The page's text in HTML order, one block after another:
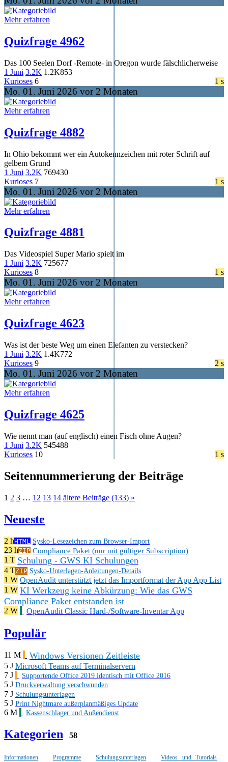
Mehr erfahren
Quizfrage 4962
Das 100 Seelen Dorf -Remote- in Oregon wurde fälschlicherweise
1 Juni 3.2K 1.2K853
Kurioses 6 1 s
Mo. 01. Juni 2026 vor 2 Monaten
Mehr erfahren
Quizfrage 4882
In Ohio bekommt wer ein Autokennzeichen mit roter Schrift auf
gelbem Grund
1 Juni 3.2K 769430
Kurioses 7 1 s
Mo. 01. Juni 2026 vor 2 Monaten
Mehr erfahren
Quizfrage 4881
Das Videospiel Super Mario spielt im
1 Juni 3.2K 725677
Kurioses 8 1 s
Mo. 01. Juni 2026 vor 2 Monaten
Mehr erfahren
Quizfrage 4623
Was ist der beste Weg um einen Elefanten zu verstecken?
1 Juni 3.2K 1.4K772
Kurioses 9 2 s
Mo. 01. Juni 2026 vor 2 Monaten
Mehr erfahren
Quizfrage 4625
Wie nennt man (auf englisch) einen Fisch ohne Augen?
1 Juni 3.2K 545488
Kurioses 10 1 s
Seitennummerierung der Beiträge
1 2 3 … 12 13 14 ältere Beiträge (133) »
Neueste
2 hHTML Sysko-Lesezeichen zum Browser-Import
23 hZIP Compliance Paket (nur mit gültiger Subscription)
1 T Schulung - GWS KI Schulungen
4 TZIP Sysko-Unterlagen-Anleitungen-Details
1 W OpenAudit unterstützt jetzt das Importformat der App App List
1 W KI Werkzeug keine Abkürzung: Wie das GWS
Compliance Paket entstanden ist
2 W OpenAudit Classic Hard-/Software-Inventar App
Populär
11 M Windows Versionen Zeitleiste
5 J Microsoft Teams auf Terminalservern
7 J
Supportende Office 2019 identisch mit Office 2016
5 J Druckverwaltung verschwunden
7 J Schulungsunterlagen
5 J Print Nightmare außerplanmäßiges Update
6 M Kassenschlager und Außendienst
Kategorien 58
Informationen Programme Schulungsunterlagen Videos und Tutorials